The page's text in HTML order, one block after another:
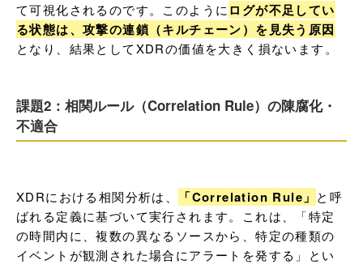
て可視化されるのです。このように ログが不足してい
る状態は、攻撃の連鎖（キルチェーン）を見失う原因
となり、結果としてXDRの価値を大きく損ないます。
課題2：相関ルール（Correlation Rule）の陳腐化・
不適合
XDRにおける相関分析は、 「Correlation Rule」 と呼
ばれる定義に基づいて実行されます。これは、「特定
の時間内に、複数の異なるソースから、特定の種類の
イベントが観測された場合にアラートを発する」とい